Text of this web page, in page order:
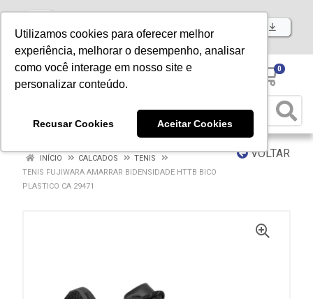
Utilizamos cookies para oferecer melhor
experiência, melhorar o desempenho, analisar
como você interage em nosso site e
personalizar conteúdo.
Recusar Cookies Aceitar Cookies
Baixe já nosso APP
0
VOLTAR
INÍCIO CALCADOS
TENIS
TENIS FUJIWARA AMARRAR BIDENSIDADE HTTB BICO
PLASTICO CA 29471